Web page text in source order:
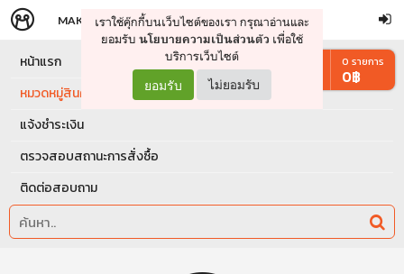
จัดการรถเข็น ดำเนินการต่อ
MAKERS STORE
เราใช้คุ๊กกี้บนเว็บไซต์ของเรา กรุณาอ่านและ
ยอมรับ นโยบายความเป็นส่วนตัว เพื่อใช้
บริการเว็บไซต์
ยอมรับ ไม่ยอมรับ
หน้าแรก
หมวดหมู่สินค้า
แจ้งชำระเงิน
ตรวจสอบสถานะการสั่งซื้อ
ติดต่อสอบถาม
0 รายการ
0฿